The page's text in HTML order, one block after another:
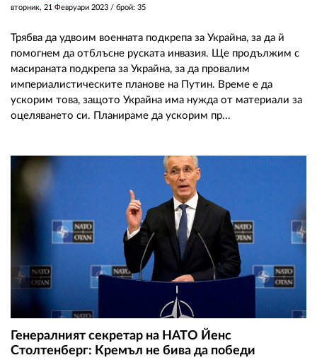
вторник, 21 Февруари 2023 / брой: 35
Трябва да удвоим военната подкрепа за Украйна, за да й
помогнем да отблъсне руската инвазия. Ще продължим с
масираната подкрепа за Украйна, за да провалим
империалистическите планове на Путин. Време е да
ускорим това, защото Украйна има нужда от материали за
оцеляването си. Планираме да ускорим пр...
Генералният секретар на НАТО Йенс
Столтенберг: Кремъл не бива да победи